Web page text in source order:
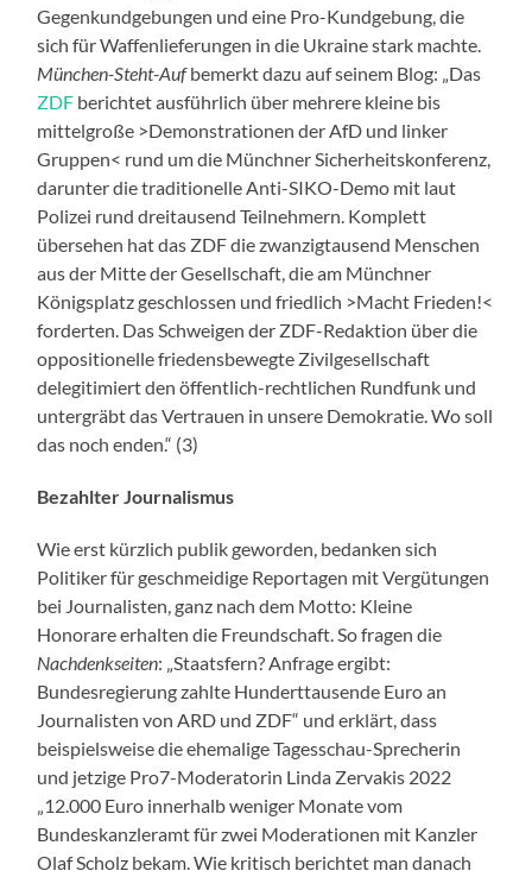
Gegenkundgebungen und eine Pro-Kundgebung, die
sich für Waffenlieferungen in die Ukraine stark machte.
München-Steht-Aufbemerkt dazu auf seinem Blog: „Das
ZDF berichtet ausführlich über mehrere kleine bis
mittelgroße >Demonstrationen der AfD und linker
Gruppen< rund um die Münchner Sicherheitskonferenz,
darunter die traditionelle Anti-SIKO-Demo mit laut
Polizei rund dreitausend Teilnehmern. Komplett
übersehen hat das ZDF die zwanzigtausend Menschen
aus der Mitte der Gesellschaft, die am Münchner
Königsplatz geschlossen und friedlich >Macht Frieden!<
forderten. Das Schweigen der ZDF-Redaktion über die
oppositionelle friedensbewegte Zivilgesellschaft
delegitimiert den öffentlich-rechtlichen Rundfunk und
untergräbt das Vertrauen in unsere Demokratie. Wo soll
das noch enden.“ (3)
Bezahlter Journalismus
Wie erst kürzlich publik geworden, bedanken sich
Politiker für geschmeidige Reportagen mit Vergütungen
bei Journalisten, ganz nach dem Motto: Kleine
Honorare erhalten die Freundschaft. So fragen die
Nachdenkseiten: „Staatsfern? Anfrage ergibt:
Bundesregierung zahlte Hunderttausende Euro an
Journalisten von ARD und ZDF“ und erklärt, dass
beispielsweise die ehemalige Tagesschau-Sprecherin
und jetzige Pro7-Moderatorin Linda Zervakis 2022
„12.000 Euro innerhalb weniger Monate vom
Bundeskanzleramt für zwei Moderationen mit Kanzler
Olaf Scholz bekam. Wie kritisch berichtet man danach